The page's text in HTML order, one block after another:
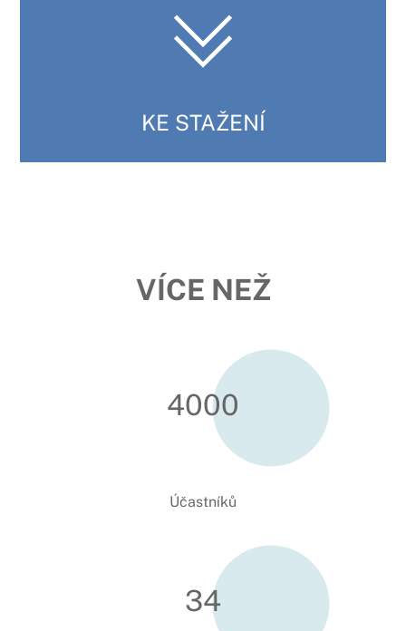
KE STAŽENÍ
VÍCE NEŽ
4000
Účastníků
34